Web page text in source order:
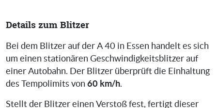
Details zum Blitzer
Bei dem Blitzer auf der A 40 in Essen handelt es sich
um einen stationären Geschwindigkeitsblitzer auf
einer Autobahn. Der Blitzer überprüft die Einhaltung
des Tempolimits von 60 km/h.
Stellt der Blitzer einen Verstoß fest, fertigt dieser